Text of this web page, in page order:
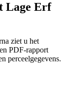
Lage Erf
ziet u het
PDF-rapport
perceelgegevens.